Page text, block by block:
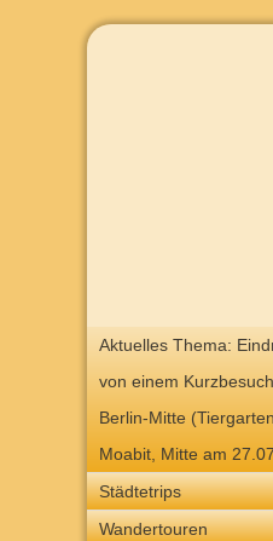
Aktuelles Thema:
von einem
Berlin-Mitte (Tiergarten,
Moabit, Mitte am
Städtetrips
Wandertouren